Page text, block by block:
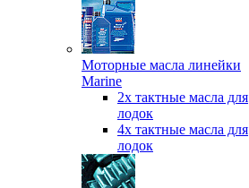
Моторные масла линейки
Marine
2х тактные масла для
лодок
4х тактные масла для
лодок